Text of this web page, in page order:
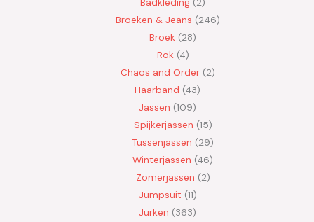
Broeken & Jeans 246
Broek 28
Rok 4
Chaos and Order 2
Haarband 43
Jassen 109
Spijkerjassen 15
Tussenjassen 29
Winterjassen 46
Zomerjassen 2
Jumpsuit 11
Jurken 363